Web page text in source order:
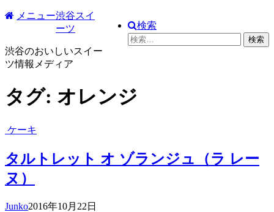
コ
ン
ツ
ス
キ
プ
メニュー
検索
検
渋谷スイ
ーツ
渋谷のおいしいスイー
ツ情報メディア
タグ: オレンジ
ケーキ
タルトレット オ ゾランジュ（ラ レー
ヌ）
Junko2016年10月22日